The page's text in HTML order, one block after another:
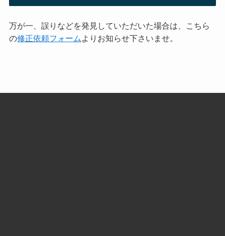
万が一、誤りなどを発見していただいた場合は、こちら
の修正依頼フォーム よりお知らせ下さいませ。